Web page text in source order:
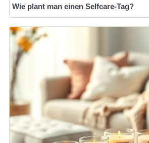
Wie plant man einen Selfcare-Tag?